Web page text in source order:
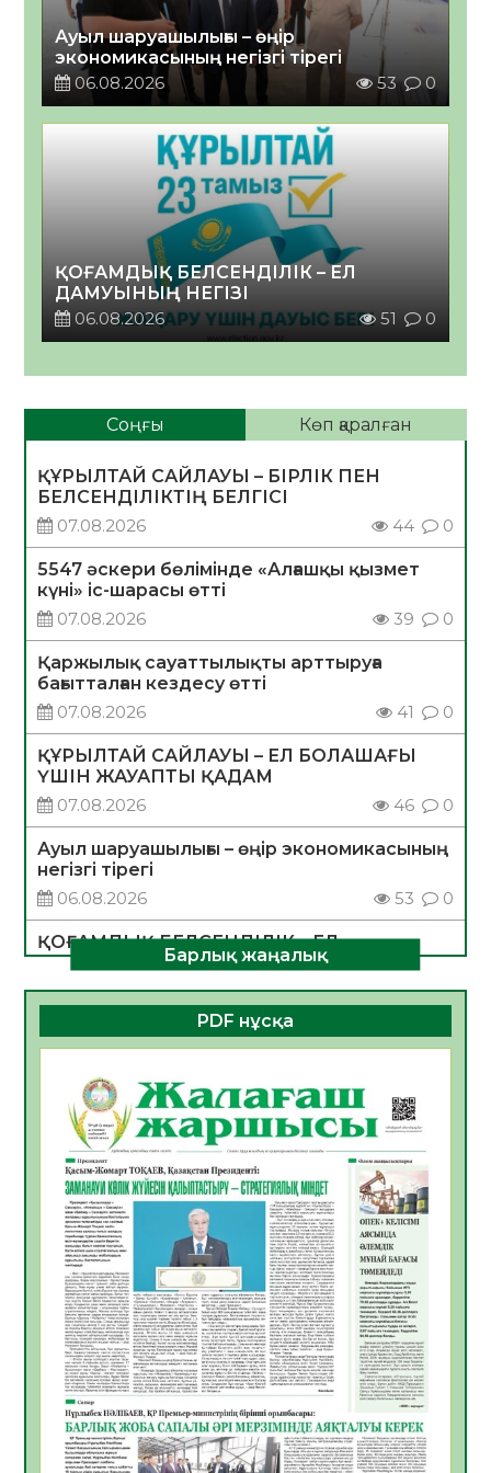
Ауыл шаруашылығы – өңір
экономикасының негізгі тірегі
06.08.2026
53 0
ҚОҒАМДЫҚ БЕЛСЕНДІЛІК – ЕЛ
ДАМУЫНЫҢ НЕГІЗІ
06.08.2026
51 0
Соңғы Көп қаралған
ҚҰРЫЛТАЙ САЙЛАУЫ – БІРЛІК ПЕН
БЕЛСЕНДІЛІКТІҢ БЕЛГІСІ
07.08.2026
44 0
5547 әскери бөлімінде «Алғашқы қызмет
күні» іс-шарасы өтті
07.08.2026
39 0
Қаржылық сауаттылықты арттыруға
бағытталған кездесу өтті
07.08.2026
41 0
ҚҰРЫЛТАЙ САЙЛАУЫ – ЕЛ БОЛАШАҒЫ
ҮШІН ЖАУАПТЫ ҚАДАМ
07.08.2026
46 0
Ауыл шаруашылығы – өңір экономикасының
негізгі тірегі
06.08.2026
53 0
ҚОҒАМДЫҚ БЕЛСЕНДІЛІК – ЕЛ
ДАМУЫНЫҢ НЕГІЗІ
06.08.2026
51 0
ҚҰРЫЛТАЙ САЙЛАУЫ – БОЛАШАҚҚА
БАСТАР ЖАУАПТЫ ТАҢДАУ
06.08.2026
Инфекциялық ауруларға қарсы иммундау
жұмыстарының тиімділігі
06.08.2026
55
Көкжөтел ауруы туралы
06.08.2026
53
АПВ вакцинасы туралы мәлімет
06.08.2026
52
Open Air: Қызылорда облысы полиция
департаменті 20 мыңнан астам
көрерменнің қауіпсіздігін қамтамасыз етті
06.08.2026
64
Барлық жаңалық
PDF нұсқа